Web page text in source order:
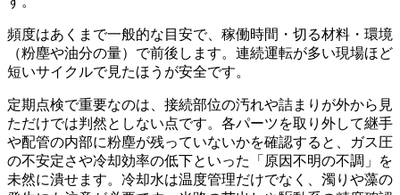
頻度はあくまで一般的な目安で、稼働時間・切る材料・環境
（粉塵や油分の量）で前後します。連続運転が多い現場ほど
短いサイクルで見たほうが安全です。
定期点検で重要なのは、接続部位の汚れや詰まりが外から見
ただけでは判然としない点です。各パーツを取り外して継手
や配管の内部に粉塵が残っていないかを確認すると、ガス圧
の不安定さや冷却効率の低下といった「原因不明の不調」を
未然に潰せます。冷却水は温度管理だけでなく、濁りや藻の